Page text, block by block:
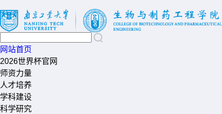
网站首页
2026世界杯官网
师资力量
人才培养
学科建设
科学研究